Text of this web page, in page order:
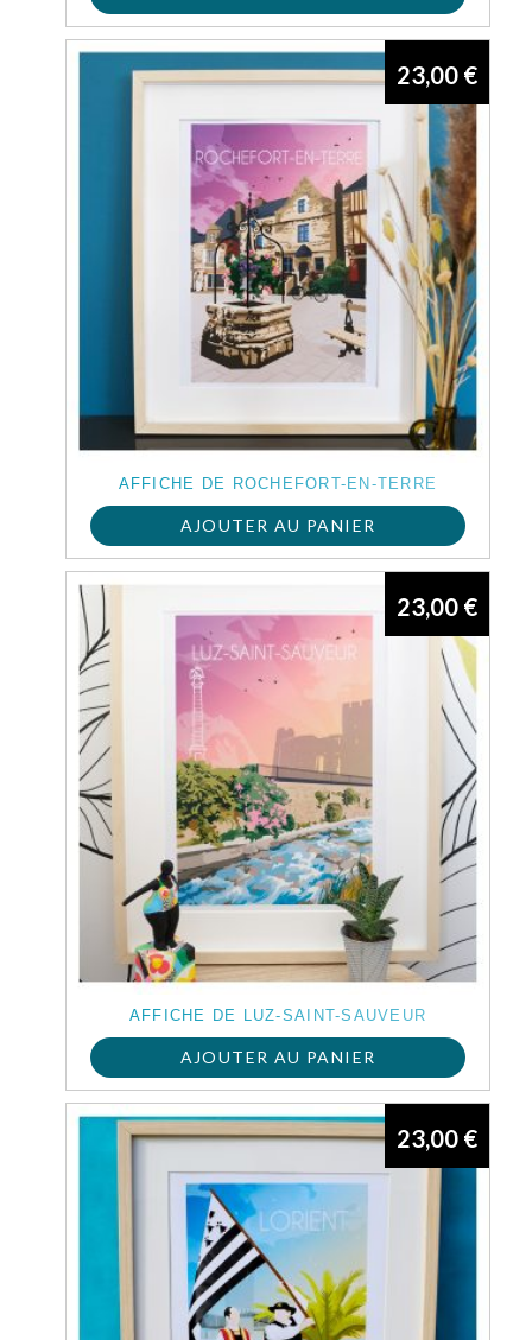
AFFICHE DE ROCHEFORT-EN-TERRE
23,00 €
AJOUTER AU PANIER
AFFICHE DE LUZ-SAINT-SAUVEUR
23,00 €
AJOUTER AU PANIER
23,00 €